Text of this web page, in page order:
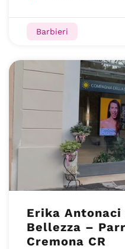
Barbieri
Erika
Bellezza –
Cremona CR